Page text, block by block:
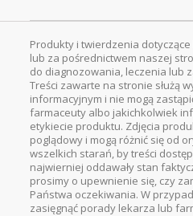
Produkty i twierdzenia
lub za pośrednictwem naszej
do diagnozowania, leczenia lub
Treści zawarte na stronie służą
informacyjnym i nie mogą
farmaceuty albo jakichkolwiek
etykiecie produktu. Zdjęcia
poglądowy i mogą różnić się od
wszelkich starań, by treści
najwierniej oddawały stan
prosimy o upewnienie się, czy
Państwa oczekiwania. W
zasięgnąć porady lekarza lub